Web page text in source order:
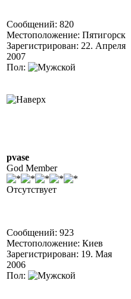
Сообщений: 820
Местоположение: Пятигорск
Зарегистрирован: 22. Апреля
2007
Пол:
pvase
God Member
Отсутствует
Сообщений: 923
Местоположение: Киев
Зарегистрирован: 19. Мая
2006
Пол: